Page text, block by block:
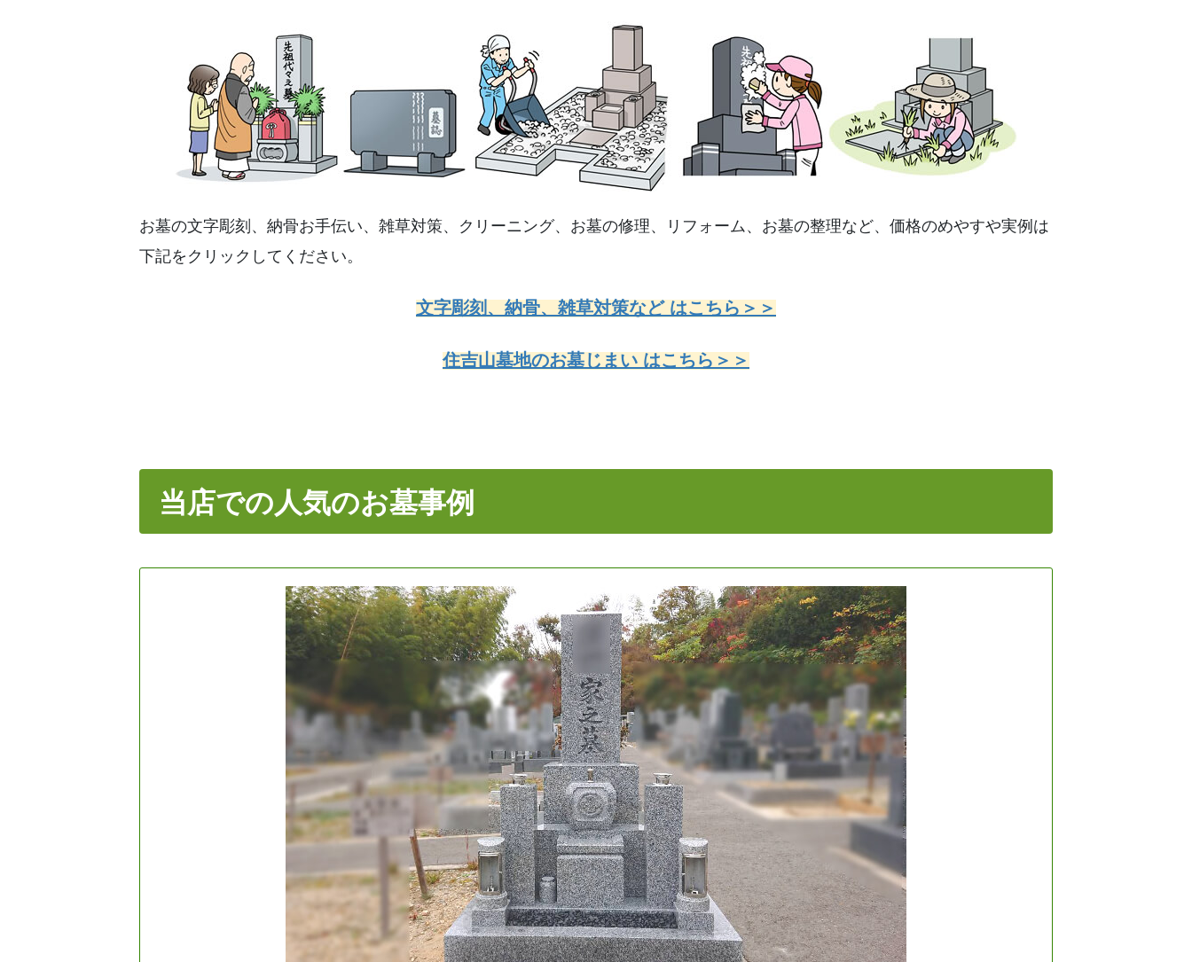
お墓の文字彫刻、納骨お手伝い、雑草対策、クリーニング、お墓の修理、リフォーム、お墓の整理など、価格のめやすや実例は
下記をクリックしてください。
文字彫刻、納骨、雑草対策など はこちら＞＞
住吉山墓地のお墓じまい はこちら＞＞
当店での人気のお墓事例